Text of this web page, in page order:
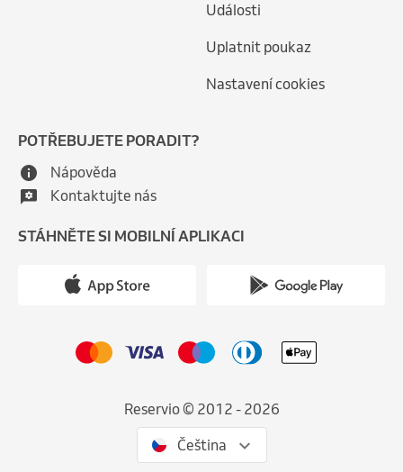
Události
Uplatnit poukaz
Nastavení cookies
POTŘEBUJETE PORADIT?
Nápověda
Kontaktujte nás
STÁHNĚTE SI MOBILNÍ APLIKACI
Reservio © 2012 - 2026
Čeština